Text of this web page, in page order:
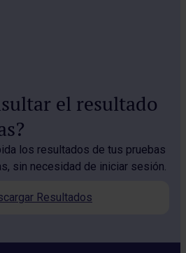
el resultado
los resultados de tus pruebas
sin necesidad de iniciar sesión.
Resultados